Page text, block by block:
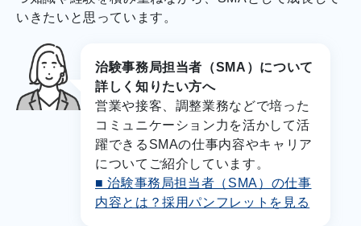
いきたいと思っています。
治験事務局担当者（SMA）について
詳しく知りたい方へ
営業や接客、調整業務などで培った
コミュニケーション力を活かして活
躍できるSMAの仕事内容やキャリア
についてご紹介しています。
■ 治験事務局担当者（SMA）の仕事
内容とは？採用パンフレットを見る